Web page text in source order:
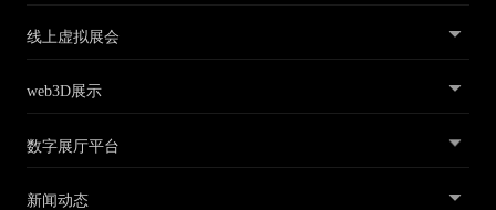
线上虚拟展会
web3D展示
数字展厅平台
新闻动态